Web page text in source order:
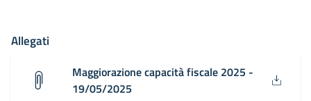
Allegati
Maggiorazione capacità fiscale 2025 -
19/05/2025